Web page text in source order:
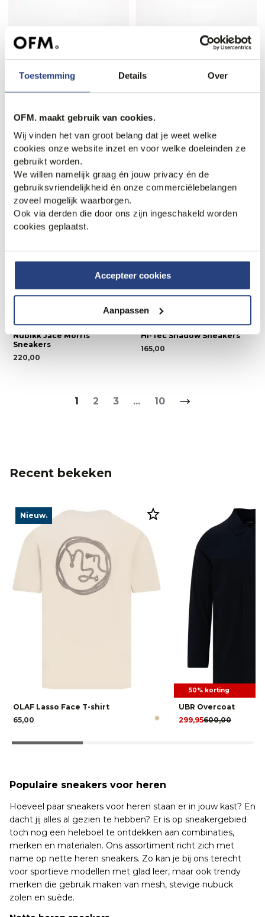
Toestemming Details Over
OFM. maakt gebruik van cookies.
Wij vinden het van groot belang dat je weet welke
cookies onze website inzet en voor welke doeleinden ze
gebruikt worden.
We willen namelijk graag én jouw privacy én de
gebruiksvriendelijkheid én onze commerciëlebelangen
zoveel mogelijk waarborgen.
Ook via derden die door ons zijn ingeschakeld worden
cookies geplaatst.
Accepteer cookies
Aanpassen
Mason Garments Tia
Corporativo Sneakers
285,00
Nubikk Basket Court
Sneakers
250,00
Nieuw.
Nubikk Jace Morris
Sneakers
220,00
Nieuw.
Hi-Tec Shadow Sneakers
165,00
1 2 3 ... 10
Recent bekeken
Nieuw.
OLAF Lasso Face T-shirt
65,00
50% korting
UBR Overcoat
600,00
299,95
Populaire sneakers voor heren
Hoeveel paar sneakers voor heren staan er in jouw kast? En
dacht jij alles al gezien te hebben? Er is op sneakergebied
toch nog een heleboel te ontdekken aan combinaties,
merken en materialen. Ons assortiment richt zich met
name op nette heren sneakers. Zo kan je bij ons terecht
voor sportieve modellen met glad leer, maar ook trendy
merken die gebruik maken van mesh, stevige nubuck
zolen en suède.